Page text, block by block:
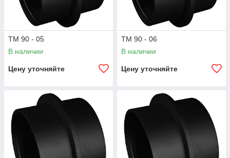
ТМ 90 - 05
В наличии
Цену уточняйте
ТМ 90 - 06
В наличии
Цену уточняйте